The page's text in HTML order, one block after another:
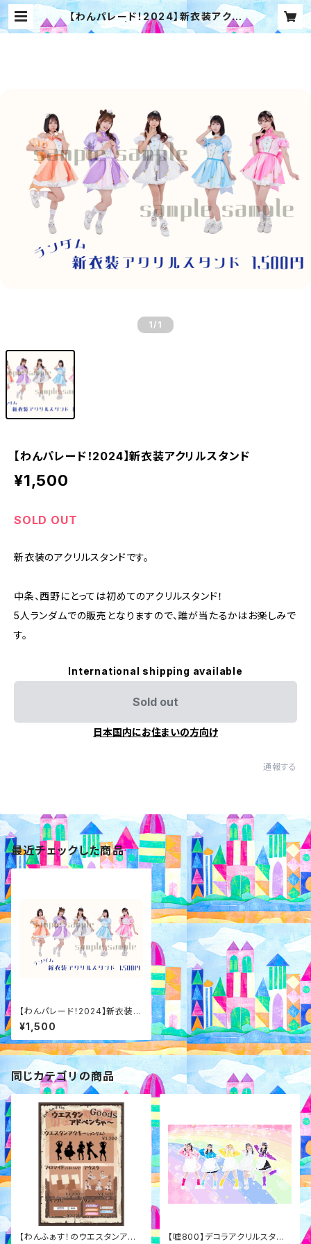
【わんパレード！2024】新衣装アクリ
ルスタンド | 【わんふぁす！】オンライ
1 /1
【わんパレード！2024】新衣装アクリルスタンド
¥1,500
SOLD OUT
新衣装のアクリルスタンドです。
中条、西野にとっては初めてのアクリルスタンド！
5人ランダムでの販売となりますので、誰が当たるかはお楽しみで
す。
International shipping available
Sold out
日本国内にお住まいの方向け
通報する
最近チェックした商品
【わんパレード！2024】新衣装ア
クリルスタンド
¥1,500
同じカテゴリの商品
【わんふぁす！のウエスタンアド
【嘘800】デコラアクリルスタン